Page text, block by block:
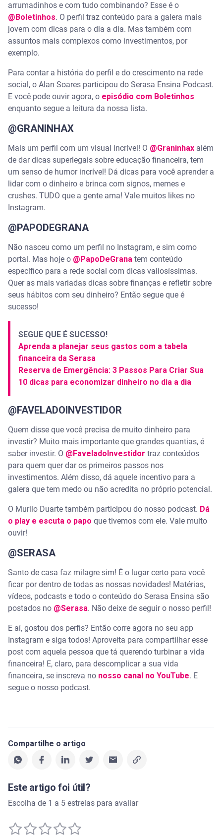
arrumadinhos e com tudo combinando? Esse é o
@Boletinhos. O perfil traz conteúdo para a galera mais
jovem com dicas para o dia a dia. Mas também com
assuntos mais complexos como investimentos, por
exemplo.
Para contar a história do perfil e do crescimento na rede
social, o Alan Soares participou do Serasa Ensina Podcast.
E você pode ouvir agora, o episódio com Boletinhos
enquanto segue a leitura da nossa lista.
@GRANINHAX
Mais um perfil com um visual incrível! O @Graninhax além
de dar dicas superlegais sobre educação financeira, tem
um senso de humor incrível! Dá dicas para você aprender a
lidar com o dinheiro e brinca com signos, memes e
crushes. TUDO que a gente ama! Vale muitos likes no
Instagram.
@PAPODEGRANA
Não nasceu como um perfil no Instagram, e sim como
portal. Mas hoje o @PapoDeGrana tem conteúdo
específico para a rede social com dicas valiosíssimas.
Quer as mais variadas dicas sobre finanças e refletir sobre
seus hábitos com seu dinheiro? Então segue que é
sucesso!
SEGUE QUE É SUCESSO!
Aprenda a planejar seus gastos com a tabela
financeira da Serasa
Reserva de Emergência: 3 Passos Para Criar Sua
10 dicas para economizar dinheiro no dia a dia
@FAVELADOINVESTIDOR
Quem disse que você precisa de muito dinheiro para
investir? Muito mais importante que grandes quantias, é
saber investir. O @FaveladoInvestidor traz conteúdos
para quem quer dar os primeiros passos nos
investimentos. Além disso, dá aquele incentivo para a
galera que tem medo ou não acredita no próprio potencial.
O Murilo Duarte também participou do nosso podcast. Dá
o play e escuta o papo que tivemos com ele. Vale muito
ouvir!
@SERASA
Santo de casa faz milagre sim! É o lugar certo para você
ficar por dentro de todas as nossas novidades! Matérias,
vídeos, podcasts e todo o conteúdo do Serasa Ensina são
postados no @Serasa. Não deixe de seguir o nosso perfil!
E aí, gostou dos perfis? Então corre agora no seu app
Instagram e siga todos! Aproveita para compartilhar esse
post com aquela pessoa que tá querendo turbinar a vida
financeira! E, claro, para descomplicar a sua vida
financeira, se inscreva no nosso canal no YouTube. E
segue o nosso podcast.
Compartilhe o artigo
Este artigo foi útil?
Escolha de 1 a 5 estrelas para avaliar